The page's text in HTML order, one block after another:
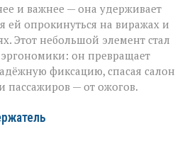
и важнее — она удерживает
ей опрокинуться на виражах и
Этот небольшой элемент стал
он превращает
фиксацию, спасая салон
пассажиров — от ожогов.